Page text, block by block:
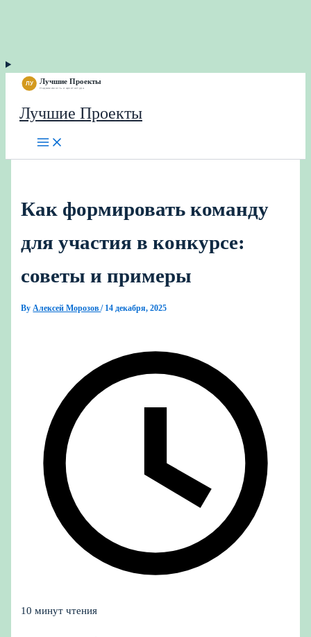
Лучшие Проекты
Как формировать команду
для участия в конкурсе:
советы и примеры
By Алексей Морозов/ 14 декабря, 2025
10 минут чтения